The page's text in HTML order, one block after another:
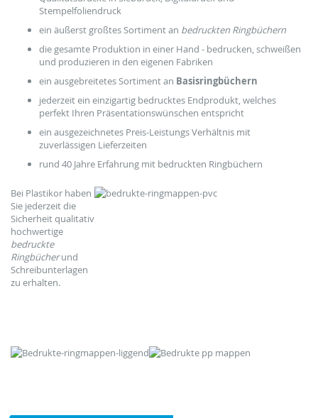
Stempelfoliendruck
ein äußerst großtes Sortiment an bedruckten Ringbüchern
die gesamte Produktion in einer Hand - bedrucken, schweißen
und produzieren in den eigenen Fabriken
ein ausgebreitetes Sortiment an Basisringbüchern
jederzeit ein einzigartig bedrucktes Endprodukt, welches
perfekt Ihren Präsentationswünschen entspricht
ein ausgezeichnetes Preis-Leistungs Verhältnis mit
zuverlässigen Lieferzeiten
rund 40 Jahre Erfahrung mit bedruckten Ringbüchern
Bei Plastikor haben
Sie jederzeit die
Sicherheit qualitativ
hochwertige
bedruckte
Ringbücherund
Schreibunterlagen
zu erhalten.